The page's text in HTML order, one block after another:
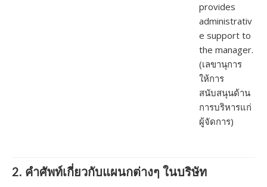
provides
administrativ
e support to
the manager.
(เลขานุการ
ให้การ
สนับสนุนด้าน
การบริหารแก่
ผู้จัดการ)
2. คำศัพท์เกี่ยวกับแผนกต่างๆ ในบริษัท